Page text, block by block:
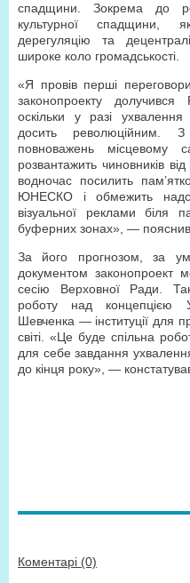
спадщини. Зокрема до
культурної спадщини,
дерегуляцію та
широке коло громадськості.
«Я провів перші
законопроекту долучився
оскільки у разі
досить революційним.
повноважень місцевому
розвантажить чиновників
водночас посилить
ЮНЕСКО і обмежить
візуальної реклами біля
буферних зонах», — пояснив
За його прогнозом, за
документом законопроект
сесію Верховної Ради.
роботу над концепцією
Шевченка — інституції для
світі. «Це буде спільна
для себе завдання
до кінця року», —
Коментарі (0)